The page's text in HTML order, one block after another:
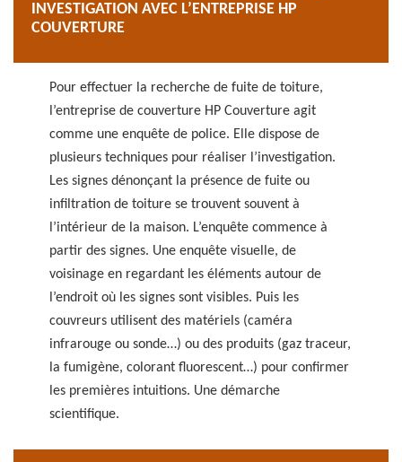
INVESTIGATION AVEC L’ENTREPRISE HP
COUVERTURE
Pour effectuer la recherche de fuite de toiture,
l’entreprise de couverture HP Couverture agit
comme une enquête de police. Elle dispose de
plusieurs techniques pour réaliser l’investigation.
Les signes dénonçant la présence de fuite ou
infiltration de toiture se trouvent souvent à
l’intérieur de la maison. L’enquête commence à
partir des signes. Une enquête visuelle, de
voisinage en regardant les éléments autour de
l’endroit où les signes sont visibles. Puis les
couvreurs utilisent des matériels (caméra
infrarouge ou sonde…) ou des produits (gaz traceur,
la fumigène, colorant fluorescent…) pour confirmer
les premières intuitions. Une démarche
scientifique.